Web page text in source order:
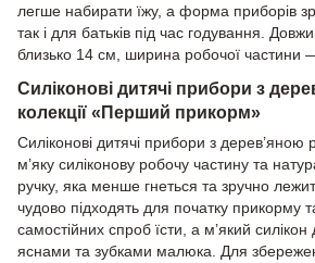
легше набирати їжу, а форма приборів
так і для батьків під час годування.
близько 14 см, ширина робочої частини
Силіконові дитячі прибори з
колекції «Перший прикорм»
Силіконові дитячі прибори з
м’яку силіконову робочу частину та
ручку, яка менше гнеться та зручно
чудово підходять для початку прикорму
самостійних спроб їсти, а м’який
яснами та зубками малюка. Для